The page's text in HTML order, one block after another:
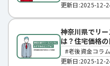
更新日:2025-12-
神奈川県でリ
は？住宅価格
老後資金コラム
更新日:2025-12-